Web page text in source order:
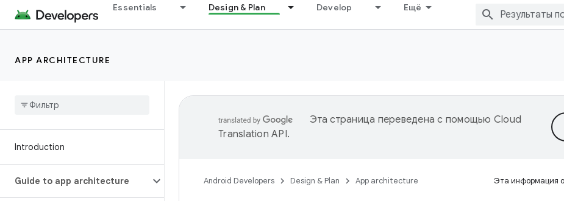
Essentials Design & Plan Develop Ещё
APP ARCHITECTURE
Introduction
Guide to app architecture
Эта страница переведена с помощью Cloud
Translation API.
Android Developers Design & Plan App architecture Эта информация